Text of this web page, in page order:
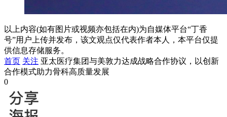
以上内容(如有图片或视频亦包括在内)为自媒体平台“丁香
号”用户上传并发布，该文观点仅代表作者本人，本平台仅提
供信息存储服务。
首页 关注 亚太医疗集团与美敦力达成战略合作协议，以创新
合作模式助力骨科高质量发展
0